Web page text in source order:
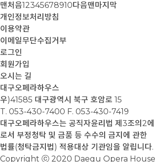
맨처음12345678910다음맨마지막
개인정보처리방침
이용약관
이메일무단수집거부
로그인
회원가입
오시는 길
대구오페라하우스
우)41585 대구광역시 북구 호암로 15
T. 053-430-7400 F. 053-430-7419
대구오페라하우스는 공직자윤리법 제3조의2에
로서 부정청탁 및 금품 등 수수의 금지에 관한
법률(청탁금지법) 적용대상 기관임을 알립니다.
Copyright ⓒ 2020 Daegu Opera